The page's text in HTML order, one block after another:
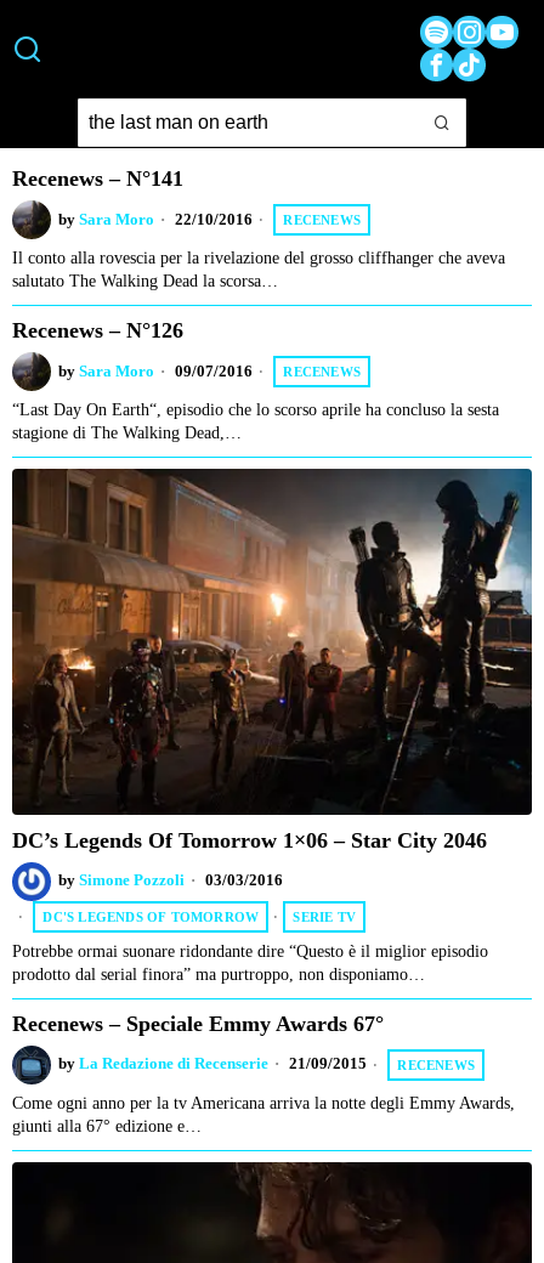
Recenews – N°141
by Sara Moro 22/10/2016 RECENEWS
Il conto alla rovescia per la rivelazione del grosso cliffhanger che aveva
salutato The Walking Dead la scorsa…
Recenews – N°126
by Sara Moro 09/07/2016 RECENEWS
“Last Day On Earth“, episodio che lo scorso aprile ha concluso la sesta
stagione di The Walking Dead,…
DC’s Legends Of Tomorrow 1×06 – Star City 2046
by Simone Pozzoli 03/03/2016
DC'S LEGENDS OF TOMORROW · SERIE TV
Potrebbe ormai suonare ridondante dire “Questo è il miglior episodio
prodotto dal serial finora” ma purtroppo, non disponiamo…
Recenews – Speciale Emmy Awards 67°
by La Redazione di Recenserie 21/09/2015 RECENEWS
Come ogni anno per la tv Americana arriva la notte degli Emmy Awards,
giunti alla 67° edizione e…